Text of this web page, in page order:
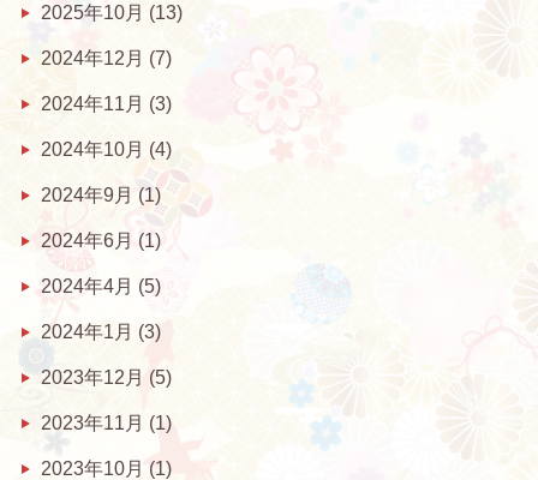
2025年10月 (13)
2024年12月 (7)
2024年11月 (3)
2024年10月 (4)
2024年9月 (1)
2024年6月 (1)
2024年4月 (5)
2024年1月 (3)
2023年12月 (5)
2023年11月 (1)
2023年10月 (1)